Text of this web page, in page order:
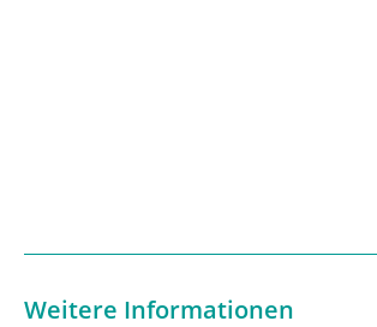
Weitere Informationen